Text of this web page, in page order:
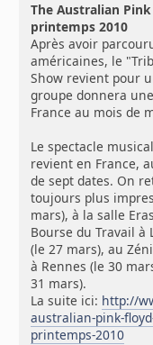
The Australian
printemps 2010
Après avoir
américaines, le
Show revient pour
groupe donnera
France au mois de
Le spectacle
revient en France,
de sept dates. On
toujours plus
mars), à la salle
Bourse du Travail à
(le 27 mars), au
à Rennes (le 30
31 mars).
La suite ici: http://
australian-pink-
printemps-2010